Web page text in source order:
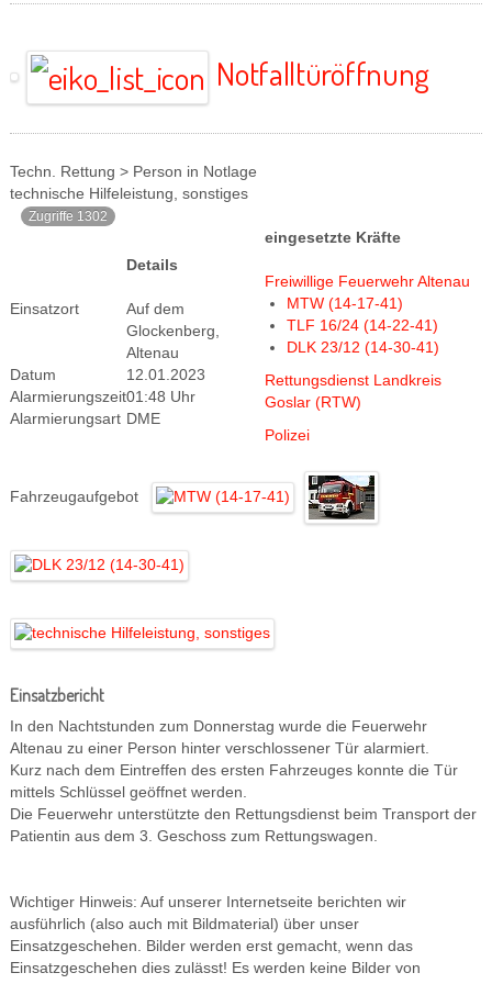
Notfalltüröffnung
Techn. Rettung > Person in Notlage
technische Hilfeleistung, sonstiges
Zugriffe 1302
Einsatzort
Details
Auf dem
Glockenberg,
Altenau
Datum
12.01.2023
Alarmierungszeit01:48 Uhr
Alarmierungsart DME
eingesetzte Kräfte
Freiwillige Feuerwehr Altenau
MTW (14-17-41)
TLF 16/24 (14-22-41)
DLK 23/12 (14-30-41)
Rettungsdienst Landkreis
Goslar (RTW)
Polizei
Fahrzeugaufgebot
Einsatzbericht
In den Nachtstunden zum Donnerstag wurde die Feuerwehr
Altenau zu einer Person hinter verschlossener Tür alarmiert.
Kurz nach dem Eintreffen des ersten Fahrzeuges konnte die Tür
mittels Schlüssel geöffnet werden.
Die Feuerwehr unterstützte den Rettungsdienst beim Transport der
Patientin aus dem 3. Geschoss zum Rettungswagen.
Wichtiger Hinweis: Auf unserer Internetseite berichten wir
ausführlich (also auch mit Bildmaterial) über unser
Einsatzgeschehen. Bilder werden erst gemacht, wenn das
Einsatzgeschehen dies zulässt! Es werden keine Bilder von